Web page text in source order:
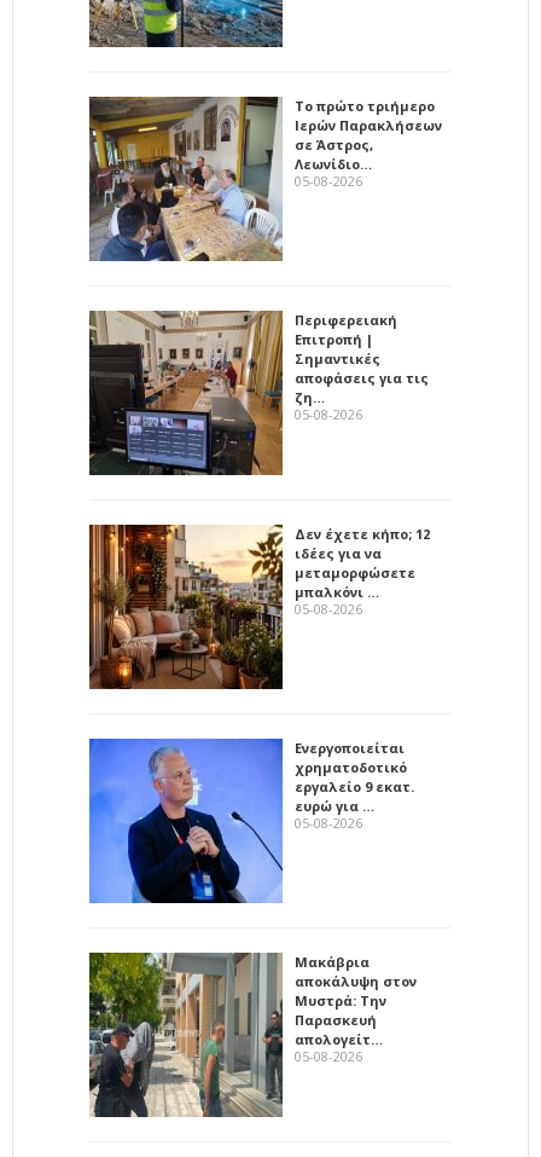
Το πρώτο τριήμερο
Ιερών Παρακλήσεων
σε Άστρος,
Λεωνίδιο…
05-08-2026
Περιφερειακή
Επιτροπή |
Σημαντικές
αποφάσεις για τις
ζη…
05-08-2026
Δεν έχετε κήπο; 12
ιδέες για να
μεταμορφώσετε
μπαλκόνι …
05-08-2026
Ενεργοποιείται
χρηματοδοτικό
εργαλείο 9 εκατ.
ευρώ για …
05-08-2026
Μακάβρια
αποκάλυψη στον
Μυστρά: Την
Παρασκευή
απολογείτ…
05-08-2026